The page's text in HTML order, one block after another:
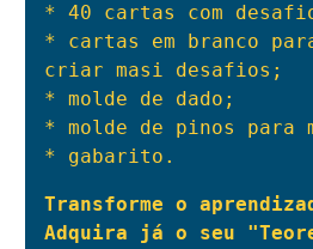
* 40 cartas com
* cartas em branco
criar masi desafios;
* molde de dado;
* molde de pinos para
* gabarito.
Transforme o
Adquira já o seu